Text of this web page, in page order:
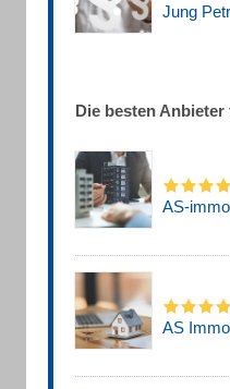
Jung
Die besten
AS-